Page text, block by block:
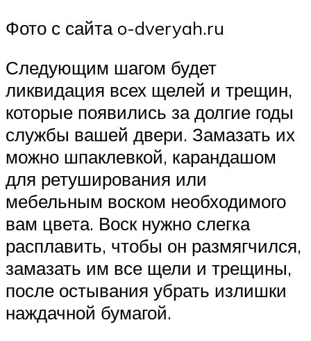
Фото с сайта o-dveryah.ru
Следующим шагом будет
ликвидация всех щелей и трещин,
которые появились за долгие годы
службы вашей двери. Замазать их
можно шпаклевкой, карандашом
для ретуширования или
мебельным воском необходимого
вам цвета. Воск нужно слегка
расплавить, чтобы он размягчился,
замазать им все щели и трещины,
после остывания убрать излишки
наждачной бумагой.